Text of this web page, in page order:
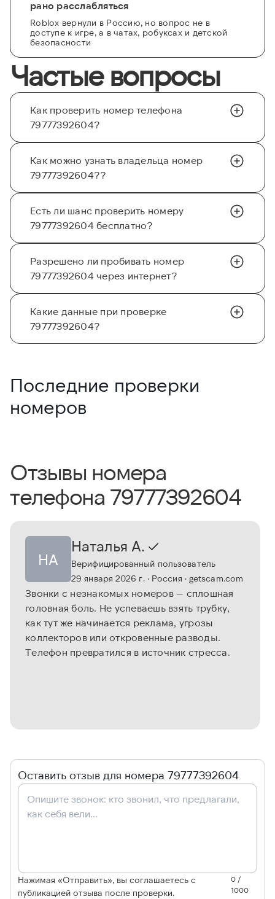
рано расслабляться
Roblox вернули в Россию, но вопрос не в
доступе к игре, а в чатах, робуксах и детской
безопасности
Частые вопросы
Как проверить номер телефона
79777392604?
Как можно узнать владельца номер
79777392604??
Есть ли шанс проверить номеру
79777392604 бесплатно?
Разрешено ли пробивать номер
79777392604 через интернет?
Какие данные при проверке
79777392604?
Последние проверки
номеров
Отзывы номера
телефона 79777392604
НА
Наталья А.
Верифицированный пользователь
29 января 2026 г.· Россия · getscam.com
Звонки с незнакомых номеров — сплошная
головная боль. Не успеваешь взять трубку,
как тут же начинается реклама, угрозы
коллекторов или откровенные разводы.
Телефон превратился в источник стресса.
Оставить отзыв для номера 79777392604
Нажимая «Отправить», вы соглашаетесь с
публикацией отзыва после проверки.
0 /
1000